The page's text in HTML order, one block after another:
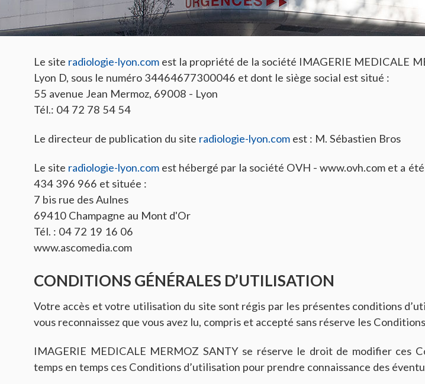
Le site radiologie-lyon.com est la propriété de la société IMAGERIE MEDICALE
Lyon D, sous le numéro 34464677300046 et dont le siège social est situé :
55 avenue Jean Mermoz, 69008 - Lyon
Tél.: 04 72 78 54 54
Le directeur de publication du site radiologie-lyon.com est : M. Sébastien Bros
Le site radiologie-lyon.com est hébergé par la société OVH - www.ovh.com et a
434 396 966 et située :
7 bis rue des Aulnes
69410 Champagne au Mont d'Or
Tél. : 04 72 19 16 06
www.ascomedia.com
CONDITIONS GÉNÉRALES D’UTILISATION
Votre accès et votre utilisation du site sont régis par les présentes conditions
vous reconnaissez que vous avez lu, compris et accepté sans réserve les
IMAGERIE MEDICALE MERMOZ SANTY se réserve le droit de modifier ces
temps en temps ces Conditions d’utilisation pour prendre connaissance des